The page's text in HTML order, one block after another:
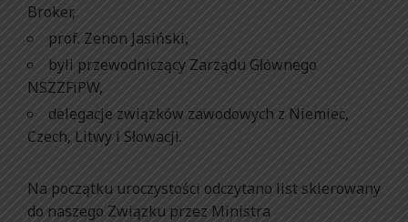
Broker,
prof. Zenon Jasiński,
byli przewodniczący Zarządu Głównego
NSZZFiPW,
delegacje związków zawodowych z Niemiec,
Czech, Litwy i Słowacji.
Na początku uroczystości odczytano list skierowany
do naszego Związku przez Ministra